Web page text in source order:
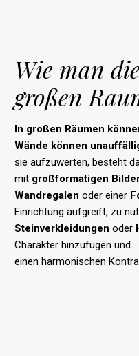
Wie man
großen
In großen Räumen
Wände können
sie aufzuwerten, besteht
mit großformatigen
Wandregalen oder einer
Einrichtung aufgreift, zu
Steinverkleidungen oder
Charakter hinzufügen und
einen harmonischen